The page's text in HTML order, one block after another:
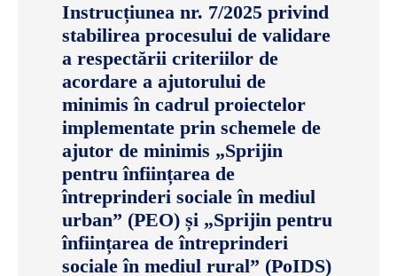
Instrucțiunea nr. 7/2025 privind
stabilirea procesului de validare
a respectării criteriilor de
acordare a ajutorului de
minimis în cadrul proiectelor
implementate prin schemele de
ajutor de minimis „Sprijin
pentru înființarea de
întreprinderi sociale în mediul
urban” (PEO) și „Sprijin pentru
înființarea de întreprinderi
sociale în mediul rural” (PoIDS)